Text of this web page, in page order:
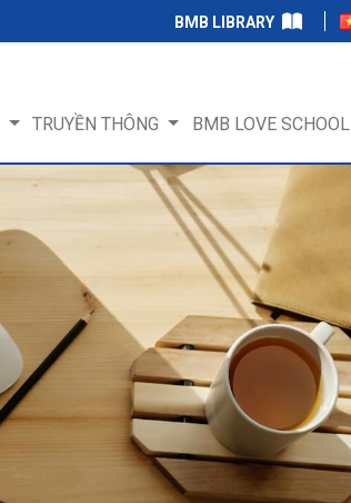
BMB LIBRARY
TRUYỀN THÔNG BMB LOVE SCHOOL